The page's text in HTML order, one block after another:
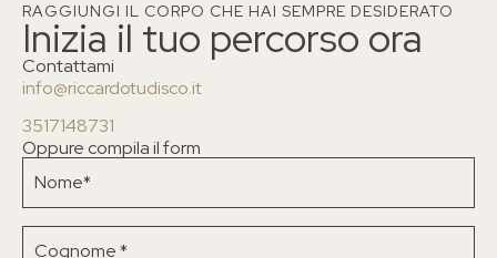
RAGGIUNGI IL CORPO CHE HAI SEMPRE DESIDERATO
Inizia il tuo percorso ora
Contattami
info@riccardotudisco.it
3517148731
Oppure compila il form